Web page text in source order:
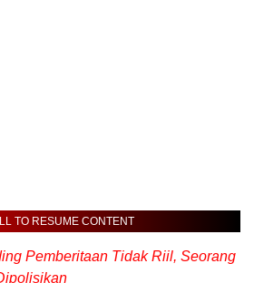
TO RESUME CONTENT
Pemberitaan Tidak Riil, Seorang